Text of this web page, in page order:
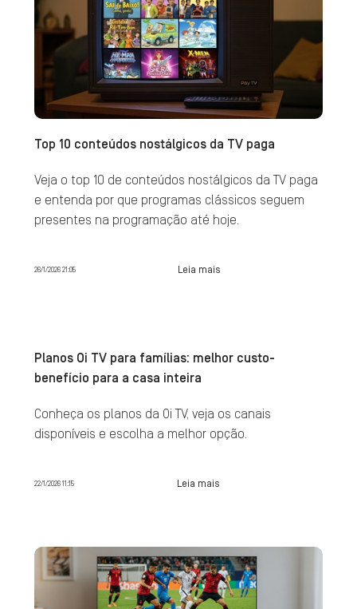
Top 10 conteúdos nostálgicos da TV paga
Veja o top 10 de conteúdos nostálgicos da TV paga
e entenda por que programas clássicos seguem
presentes na programação até hoje.
26/1/2026 21:05 Leia mais
Planos Oi TV para famílias: melhor custo-
benefício para a casa inteira
Conheça os planos da Oi TV, veja os canais
disponíveis e escolha a melhor opção.
22/1/2026 11:15 Leia mais